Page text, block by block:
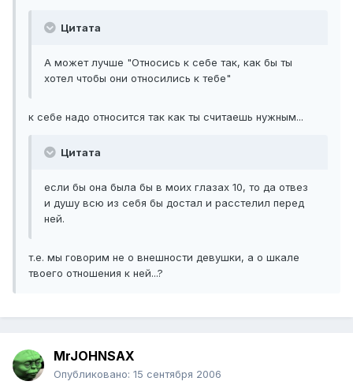
Цитата
А может лучше "Относись к себе так, как бы ты
хотел чтобы они относились к тебе"
к себе надо относится так как ты считаешь нужным...
Цитата
если бы она была бы в моих глазах 10, то да отвез
и душу всю из себя бы достал и расстелил перед
ней.
т.е. мы говорим не о внешности девушки, а о шкале
твоего отношения к ней...?
MrJOHNSAX
Опубликовано: 15 сентября 2006